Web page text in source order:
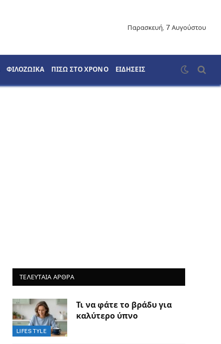
Παρασκευή, 7 Αυγούστου
ΦΙΛΟΖΩΙΚΑ ΠΙΣΩ ΣΤΟ ΧΡΟΝΟ ΕΙΔΗΣΕΙΣ
ΤΕΛΕΥΤΑΙΑ ΑΡΘΡΑ
LIFESTYLE
Τι να φάτε το βράδυ για
καλύτερο ύπνο